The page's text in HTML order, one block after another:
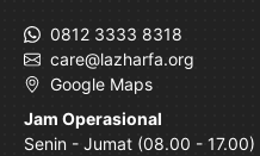
0812 3333 8318
care@lazharfa.org
Google Maps
Jam Operasional
Senin - Jumat (08.00 -